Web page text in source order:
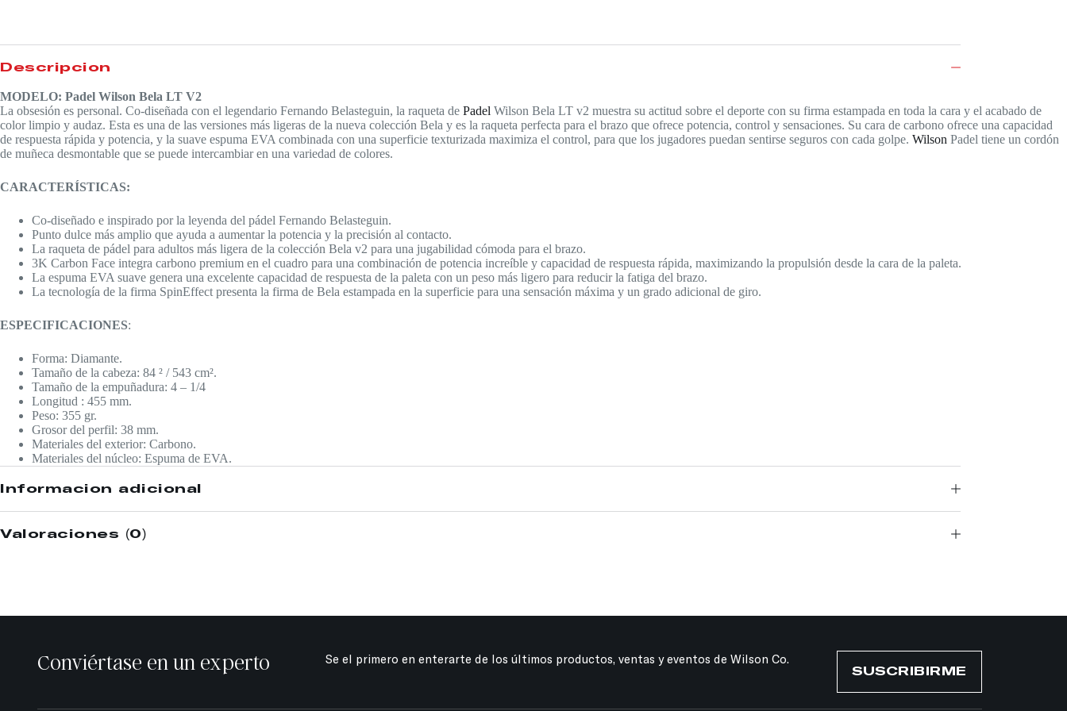
Descripción
MODELO: Padel Wilson Bela LT V2
La obsesión es personal. Co-diseñada con el legendario Fernando Belasteguin, la raqueta de Padel Wilson Bela LT v2 muestra su actitud sobre el deporte con su firma estampada en toda la cara y el acabado de
color limpio y audaz. Esta es una de las versiones más ligeras de la nueva colección Bela y es la raqueta perfecta para el brazo que ofrece potencia, control y sensaciones. Su cara de carbono ofrece una capacidad
de respuesta rápida y potencia, y la suave espuma EVA combinada con una superficie texturizada maximiza el control, para que los jugadores puedan sentirse seguros con cada golpe. Wilson Padel tiene un cordón
de muñeca desmontable que se puede intercambiar en una variedad de colores.
CARACTERÍSTICAS:
Co-diseñado e inspirado por la leyenda del pádel Fernando Belasteguin.
Punto dulce más amplio que ayuda a aumentar la potencia y la precisión al contacto.
La raqueta de pádel para adultos más ligera de la colección Bela v2 para una jugabilidad cómoda para el brazo.
3K Carbon Face integra carbono premium en el cuadro para una combinación de potencia increíble y capacidad de respuesta rápida, maximizando la propulsión desde la cara de la paleta.
La espuma EVA suave genera una excelente capacidad de respuesta de la paleta con un peso más ligero para reducir la fatiga del brazo.
La tecnología de la firma SpinEffect presenta la firma de Bela estampada en la superficie para una sensación máxima y un grado adicional de giro.
ESPECIFICACIONES:
Forma: Diamante.
Tamaño de la cabeza: 84 ² / 543 cm².
Tamaño de la empuñadura: 4 – 1/4
Longitud : 455 mm.
Peso: 355 gr.
Grosor del perfil: 38 mm.
Materiales del exterior: Carbono.
Materiales del núcleo: Espuma de EVA.
Información adicional
Valoraciones (0)
Conviértase en un experto Se el primero en enterarte de los últimos productos, ventas y eventos de Wilson Co.
SUSCRIBIRME